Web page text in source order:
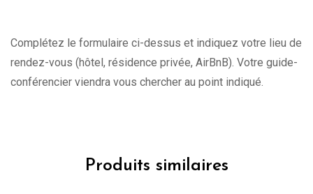
Complétez le formulaire ci-dessus et indiquez votre lieu de
rendez-vous (hôtel, résidence privée, AirBnB). Votre guide-
conférencier viendra vous chercher au point indiqué.
Produits similaires